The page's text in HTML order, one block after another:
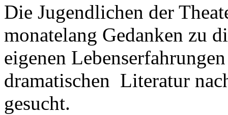
Die Jugendlichen der
monatelang Gedanken zu
eigenen
dramatischen Literatur
gesucht.